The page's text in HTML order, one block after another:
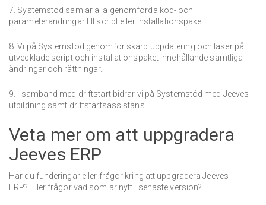
7. Systemstöd samlar alla genomförda kod- och
parameterändringar till script eller installationspaket.
8. Vi på Systemstöd genomför skarp uppdatering och läser på
utvecklade script och installationspaket innehållande samtliga
ändringar och rättningar.
9. I samband med driftstart bidrar vi på Systemstöd med Jeeves
utbildning samt driftstartsassistans.
Veta mer om att uppgradera
Jeeves ERP
Har du funderingar eller frågor kring att uppgradera Jeeves
ERP? Eller frågor vad som är nytt i senaste version?